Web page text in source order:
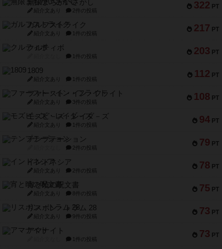
322 PT
無限まちがいさがし
紹介文あり 2件の投稿
217 PT
ガルフストライク
紹介文あり 1件の投稿
203 PT
クルティボ
1件の投稿
112 PT
1809
紹介文あり 1件の投稿
108 PT
ファースト・イン・フライト
紹介文あり 3件の投稿
94 PT
モズビ－ズ・レイダ－ズ
紹介文あり 1件の投稿
79 PT
テンプテーション
2件の投稿
78 PT
インドネシア
紹介文あり 2件の投稿
75 PT
宵と暁の呪文書
紹介文あり 8件の投稿
73 PT
リスボン・トラム 28
紹介文あり 9件の投稿
73 PT
アマナイト
1件の投稿